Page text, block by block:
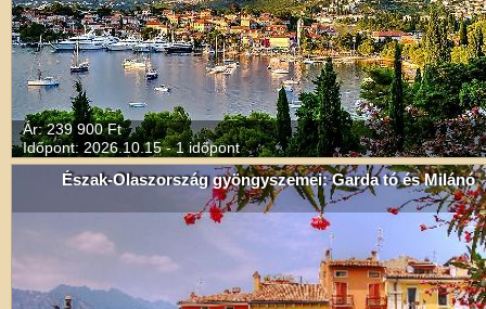
Ár: 239 900 Ft
Időpont: 2026.10.15 - 1 időpont
Észak-Olaszország gyöngyszemei: Garda tó és Milánó